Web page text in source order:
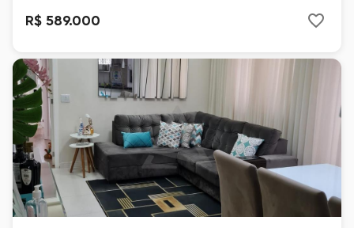
R$ 589.000